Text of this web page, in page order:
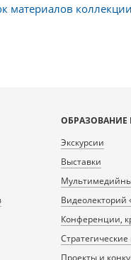
материалов
ОБРАЗОВАНИЕ
Экскурсии
Выставки
Видеолекторий
Конференции,
Проекты и